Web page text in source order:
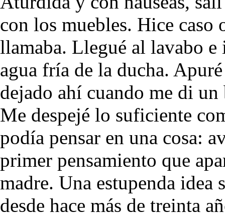
con los muebles. Hice caso
llamaba. Llegué al lavabo
agua fría de la ducha.
dejado ahí cuando me di un
Me despejé lo suficiente
podía pensar en una cosa:
primer pensamiento que
madre. Una estupenda idea
desde hace más de treinta